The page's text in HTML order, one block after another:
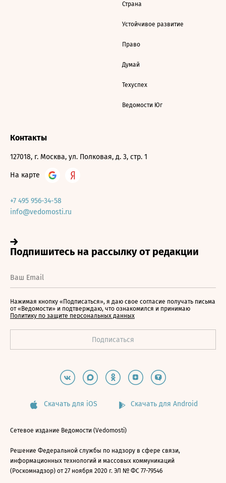
Страна
Устойчивое развитие
Право
Думай
Техуспех
Ведомости Юг
Контакты
127018, г. Москва, ул. Полковая, д. 3, стр. 1
На карте
+7 495 956-34-58
info@vedomosti.ru
Нажимая кнопку «Подписаться», я даю свое согласие получать письма
от «Ведомости» и подтверждаю, что ознакомился и принимаю
Политику по защите персональных данных
Скачать для iOS Скачать для Android
Сетевое издание Ведомости (Vedomosti)
Решение Федеральной службы по надзору в сфере связи,
информационных технологий и массовых коммуникаций
(Роскомнадзор) от 27 ноября 2020 г. ЭЛ № ФС 77-79546